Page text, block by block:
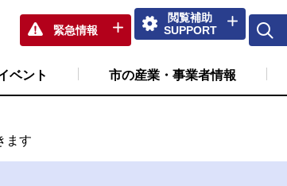
緊急情報
閲覧補助
SUPPORT
ベント 市の産業・事業者情報
ます